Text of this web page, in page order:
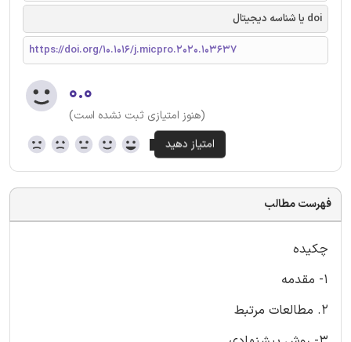
doi یا شناسه دیجیتال
https://doi.org/10.1016/j.micpro.2020.103637
۰.۰
(هنوز امتیازی ثبت نشده است)
فهرست مطالب
چکیده
1- مقدمه
2. مطالعات مرتبط